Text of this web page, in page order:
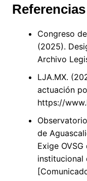
Congreso
(2025).
Archivo
LJA.MX.
actuación
https://
de
Exige
institucional